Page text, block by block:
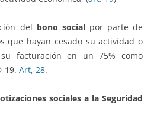
del bono socialpor parte de
que hayan cesado su actividad o
facturación en un 75% como
19. Art, 28.
sociales a la Seguridad